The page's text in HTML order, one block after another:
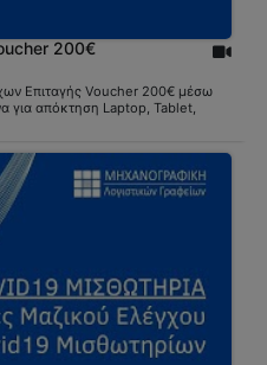
200€
Επιταγής Voucher 200€ μέσω
για απόκτηση Laptop, Tablet,